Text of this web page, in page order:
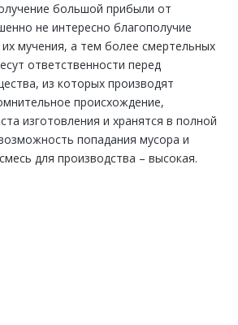
большой прибыли от
не интересно благополучие
мучения, а тем более смертельных
ответственности перед
из которых производят
происхождение,
изготовления и хранятся в полной
попадания мусора и
для производства – высокая.